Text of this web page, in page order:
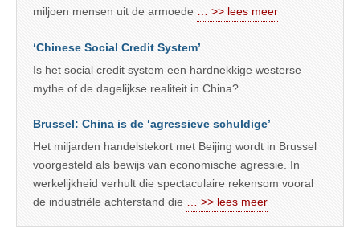
miljoen mensen uit de armoede
… >> lees meer
‘Chinese Social Credit System’
Is het social credit system een hardnekkige westerse
mythe of de dagelijkse realiteit in China?
Brussel: China is de ‘agressieve schuldige’
Het miljarden handelstekort met Beijing wordt in Brussel
voorgesteld als bewijs van economische agressie. In
werkelijkheid verhult die spectaculaire rekensom vooral
de industriële achterstand die
… >> lees meer